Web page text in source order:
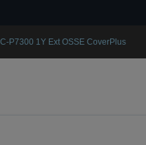
P7300 1Y Ext OSSE CoverPlus